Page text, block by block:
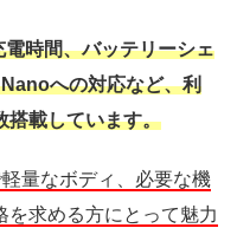
時間、バッテリーシェ
への対応など、利
搭載しています。
量なボディ、必要な機
を求める方にとって魅力